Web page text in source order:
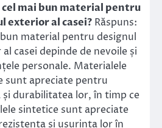
cel mai bun material pentru
exterior al casei? Răspuns:
material pentru designul
casei depinde de nevoile și
personale. Materialele
sunt apreciate pentru
și durabilitatea lor, în timp ce
sintetice sunt apreciate
și ușurința lor în